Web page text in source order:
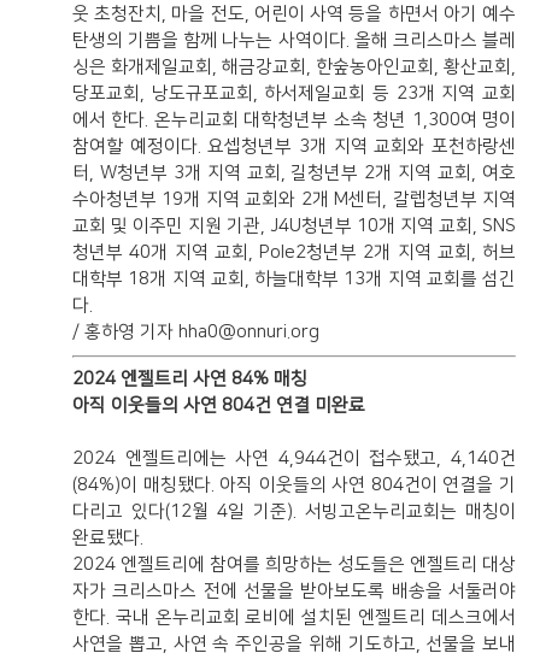
웃 초청잔치, 마을 전도, 어린이 사역 등을 하면서 아기 예수
탄생의 기쁨을 함께 나누는 사역이다. 올해 크리스마스 블레
싱은 화개제일교회, 해금강교회, 한숲농아인교회, 황산교회,
당포교회, 낭도규포교회, 하서제일교회 등 23개 지역 교회
에서 한다. 온누리교회 대학청년부 소속 청년 1,300여 명이
참여할 예정이다. 요셉청년부 3개 지역 교회와 포천하랑센
터, W청년부 3개 지역 교회, 길청년부 2개 지역 교회, 여호
수아청년부 19개 지역 교회와 2개 M센터, 갈렙청년부 지역
교회 및 이주민 지원 기관, J4U청년부 10개 지역 교회, SNS
청년부 40개 지역 교회, Pole2청년부 2개 지역 교회, 허브
대학부 18개 지역 교회, 하늘대학부 13개 지역 교회를 섬긴
다.
/ 홍하영 기자 hha0@onnuri.org
2024 엔젤트리 사연 84% 매칭
아직 이웃들의 사연 804건 연결 미완료
2024 엔젤트리에는 사연 4,944건이 접수됐고, 4,140건
(84%)이 매칭됐다. 아직 이웃들의 사연 804건이 연결을 기
다리고 있다(12월 4일 기준). 서빙고온누리교회는 매칭이
완료됐다.
2024 엔젤트리에 참여를 희망하는 성도들은 엔젤트리 대상
자가 크리스마스 전에 선물을 받아보도록 배송을 서둘러야
한다. 국내 온누리교회 로비에 설치된 엔젤트리 데스크에서
사연을 뽑고, 사연 속 주인공을 위해 기도하고, 선물을 보내